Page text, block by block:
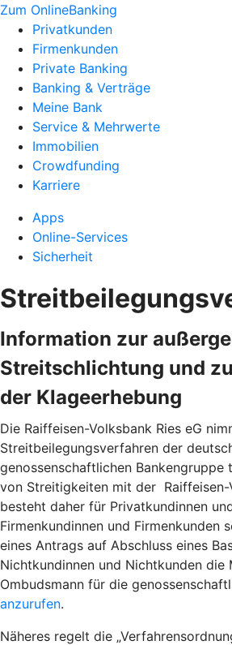
Zum OnlineBanking
Privatkunden
Firmenkunden
Private Banking
Banking & Verträge
Meine Bank
Service & Mehrwerte
Immobilien
Crowdfunding
Karriere
Apps
Online-Services
Sicherheit
Information zur
Streitschlichtung und
der Klageerhebung
Die Raiffeisen-Volksbank Ries eG
Streitbeilegungsverfahren der
genossenschaftlichen Bankengruppe
von Streitigkeiten mit der Raiffeisen-
besteht daher für Privatkundinnen
Firmenkundinnen und Firmenkunden
eines Antrags auf Abschluss eines
Nichtkundinnen und Nichtkunden die
Ombudsmann für die
anzurufen.
Näheres regelt die